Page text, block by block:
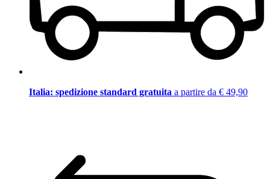
Italia: spedizione standard gratuita a partire da € 49,90